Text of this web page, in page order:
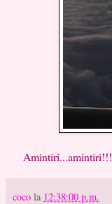
Amintiri...amintiri!!!
coco la 12:38:00 p.m.